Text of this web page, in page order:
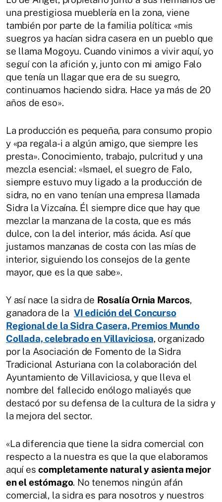
una prestigiosa mueblería en la zona, viene
también por parte de la familia política: «mis
suegros ya hacían sidra casera en un pueblo que
se llama Mogoyu. Cuando vinimos a vivir aquí, yo
seguí con la afición y, junto con mi amigo Falo
que tenía un llagar que era de su suegro,
continuamos haciendo sidra. Hace ya más de 20
años de eso».
La producción es pequeña, para consumo propio
y «pa regala-i a algún amigo, que siempre les
presta». Conocimiento, trabajo, pulcritud y una
mezcla esencial: «Ismael, el suegro de Falo,
siempre estuvo muy ligado a la producción de
sidra, no en vano tenían una empresa llamada
Sidra la Vizcaína. Él siempre dice que hay que
mezclar la manzana de la costa, que es más
dulce, con la del interior, más ácida. Así que
justamos manzanas de costa con las mías de
interior, siguiendo los consejos de la gente
mayor, que es la que sabe».
Y así nace la sidra de Rosalía Ornia Marcos,
ganadora de la VI edición del Concurso
Regional de la Sidra Casera, Premios Mundo
Collada, celebrado en Villaviciosa, organizado
por la Asociación de Fomento de la Sidra
Tradicional Asturiana con la colaboración del
Ayuntamiento de Villaviciosa, y que lleva el
nombre del fallecido enólogo maliayés que
destacó por su defensa de la cultura de la sidra y
la mejora del sector.
«La diferencia que tiene la sidra comercial con
respecto a la nuestra es que la que elaboramos
aquí escompletamente natural y asienta mejor
en el estómago. No tenemos ningún afán
comercial, la sidra es para nosotros y nuestros